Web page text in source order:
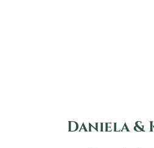
Daniela &